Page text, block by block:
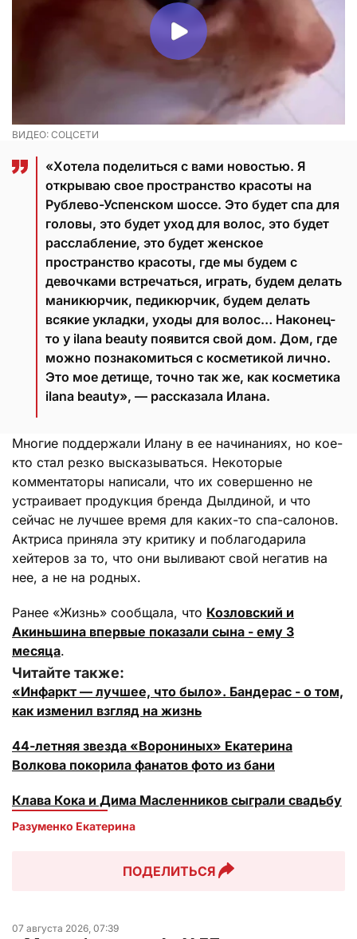
ВИДЕО: СОЦСЕТИ
«Хотела поделиться с вами новостью. Я
открываю свое пространство красоты на
Рублево-Успенском шоссе. Это будет спа для
головы, это будет уход для волос, это будет
расслабление, это будет женское
пространство красоты, где мы будем с
девочками встречаться, играть, будем делать
маникюрчик, педикюрчик, будем делать
всякие укладки, уходы для волос… Наконец-
то у ilana beauty появится свой дом. Дом, где
можно познакомиться с косметикой лично.
Это мое детище, точно так же, как косметика
ilana beauty», — рассказала Илана.
Многие поддержали Илану в ее начинаниях, но кое-
кто стал резко высказываться. Некоторые
комментаторы написали, что их совершенно не
устраивает продукция бренда Дылдиной, и что
сейчас не лучшее время для каких-то спа-салонов.
Актриса приняла эту критику и поблагодарила
хейтеров за то, что они выливают свой негатив на
нее, а не на родных.
Ранее «Жизнь» сообщала, что Козловский и
Акиньшина впервые показали сына - ему 3
месяца.
Читайте также:
«Инфаркт — лучшее, что было». Бандерас - о том,
как изменил взгляд на жизнь
44-летняя звезда «Ворониных» Екатерина
Волкова покорила фанатов фото из бани
Клава Кока и Дима Масленников сыграли свадьбу
Разуменко Екатерина
ПОДЕЛИТЬСЯ
07 августа 2026, 07:39